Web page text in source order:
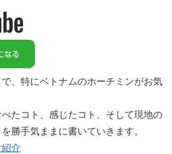
、特にベトナムのホーチミンがお気
たコト、感じたコト、そして現地の
勝手気ままに書いていきます。
介